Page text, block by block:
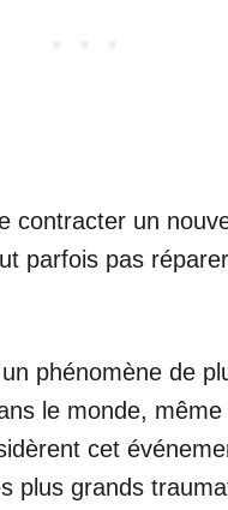
contracter un
parfois pas
phénomène de
le monde, même
cet
plus grands